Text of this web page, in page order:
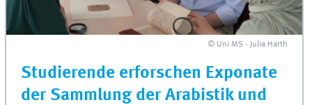
© Uni MS - Julia Harth
Studierende erforschen Exponate
der Sammlung der Arabistik und